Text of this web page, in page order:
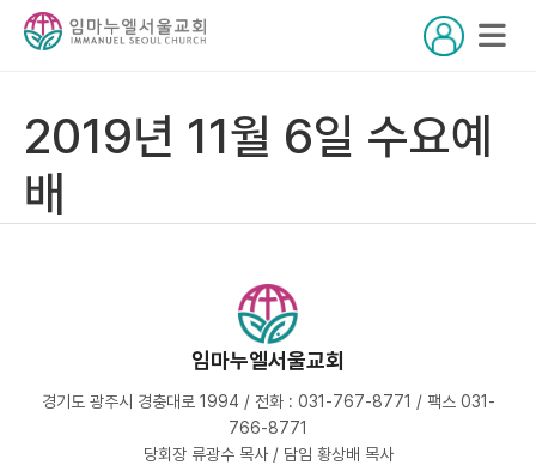
2019년 11월 6일 수요예
배
임마누엘서울교회
경기도 광주시 경충대로 1994 / 전화 : 031-767-8771 / 팩스 031-
766-8771
당회장 류광수 목사 / 담임 황상배 목사